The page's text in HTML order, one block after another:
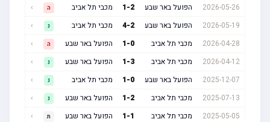
2026-05-26
הפועל באר שבע 1 מכבי תל אביב
2026-05-19
הפועל באר שבע 4 מכבי תל אביב
2026-04-28
מכבי תל אביב 1 הפועל באר שבע
2026-04-12
מכבי תל אביב 1 הפועל באר שבע
2025-12-07
הפועל באר שבע 1 מכבי תל אביב
2025-07-13
מכבי תל אביב 1 הפועל באר שבע
2025-05-05
מכבי תל אביב 1 הפועל באר שבע